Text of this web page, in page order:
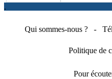
.
Qui sommes-nous ? -
Politique de
Pour